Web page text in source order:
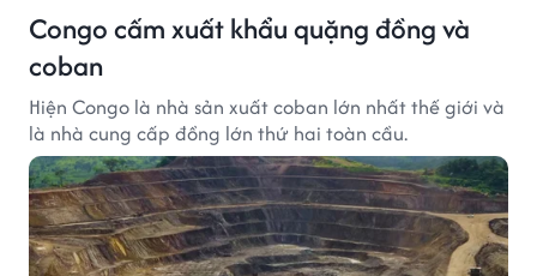
Congo cấm xuất khẩu quặng đồng và
coban
Hiện Congo là nhà sản xuất coban lớn nhất thế giới và
là nhà cung cấp đồng lớn thứ hai toàn cầu.